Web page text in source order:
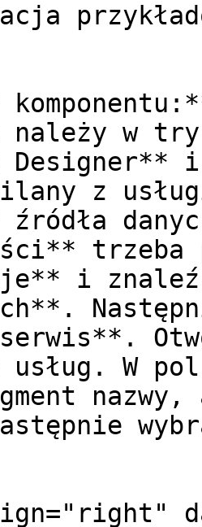
należy w
Designer**
z
źródła
i
serwis**.
usług. W